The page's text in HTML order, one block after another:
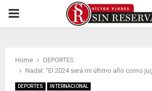
PRIMARY
Home
DEPORTES
Nadal: “El 2024 será mi último año como
DEPORTES INTERNACIONAL